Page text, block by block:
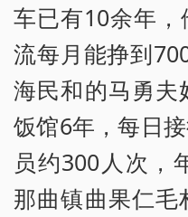
车已有10余年
流每月能挣到
海民和的马勇夫
饭馆6年，每日
员约300人次，
那曲镇曲果仁